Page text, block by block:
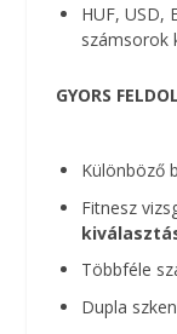
HUF, USD,
számsorok
GYORS
Különböző
Fitnesz
Többféle
Dupla